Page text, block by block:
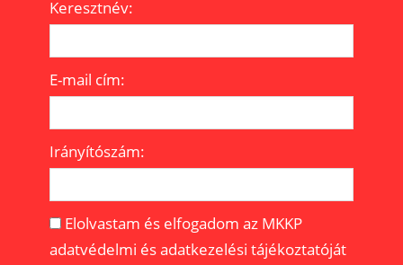
Keresztnév:
E-mail cím:
Irányítószám:
Elolvastam és elfogadom az MKKP
adatvédelmi és adatkezelési tájékoztatóját